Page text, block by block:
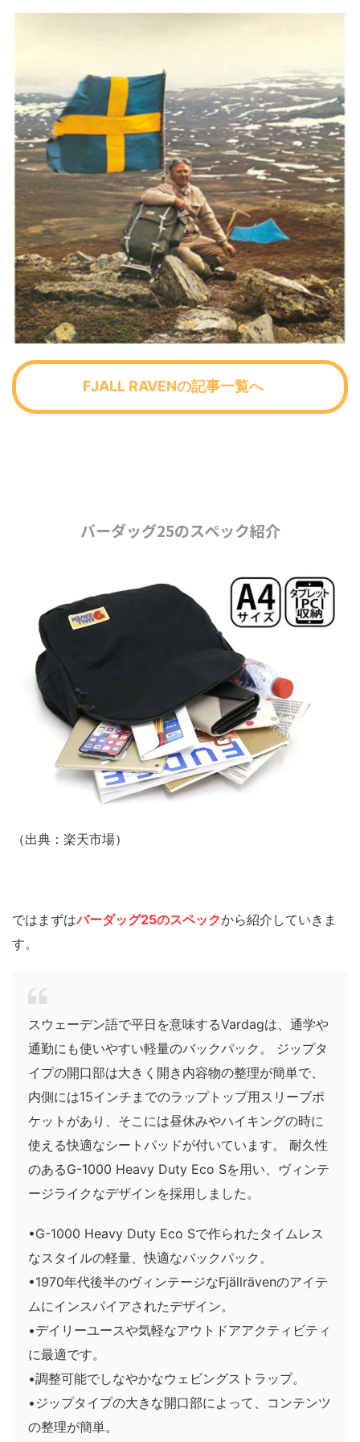
FJALL RAVENの記事一覧へ
バーダッグ25のスペック紹介
（出典：楽天市場）
ではまずはバーダッグ25のスペックから紹介していきま
す。
スウェーデン語で平日を意味するVardagは、通学や
通勤にも使いやすい軽量のバックパック。 ジップタ
イプの開口部は大きく開き内容物の整理が簡単で、
内側には15インチまでのラップトップ用スリーブポ
ケットがあり、そこには昼休みやハイキングの時に
使える快適なシートパッドが付いています。 耐久性
のあるG-1000 Heavy Duty Eco Sを用い、ヴィンテ
ージライクなデザインを採用しました。
•G-1000 Heavy Duty Eco Sで作られたタイムレス
なスタイルの軽量、快適なバックパック。
•1970年代後半のヴィンテージなFjällrävenのアイテ
ムにインスパイアされたデザイン。
•デイリーユースや気軽なアウトドアアクティビティ
に最適です。
•調整可能でしなやかなウェビングストラップ。
•ジップタイプの大きな開口部によって、コンテンツ
の整理が簡単。